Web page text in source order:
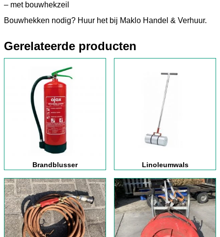
– met bouwhekzeil
Bouwhekken nodig? Huur het bij Maklo Handel & Verhuur.
Gerelateerde producten
Brandblusser Linoleumwals